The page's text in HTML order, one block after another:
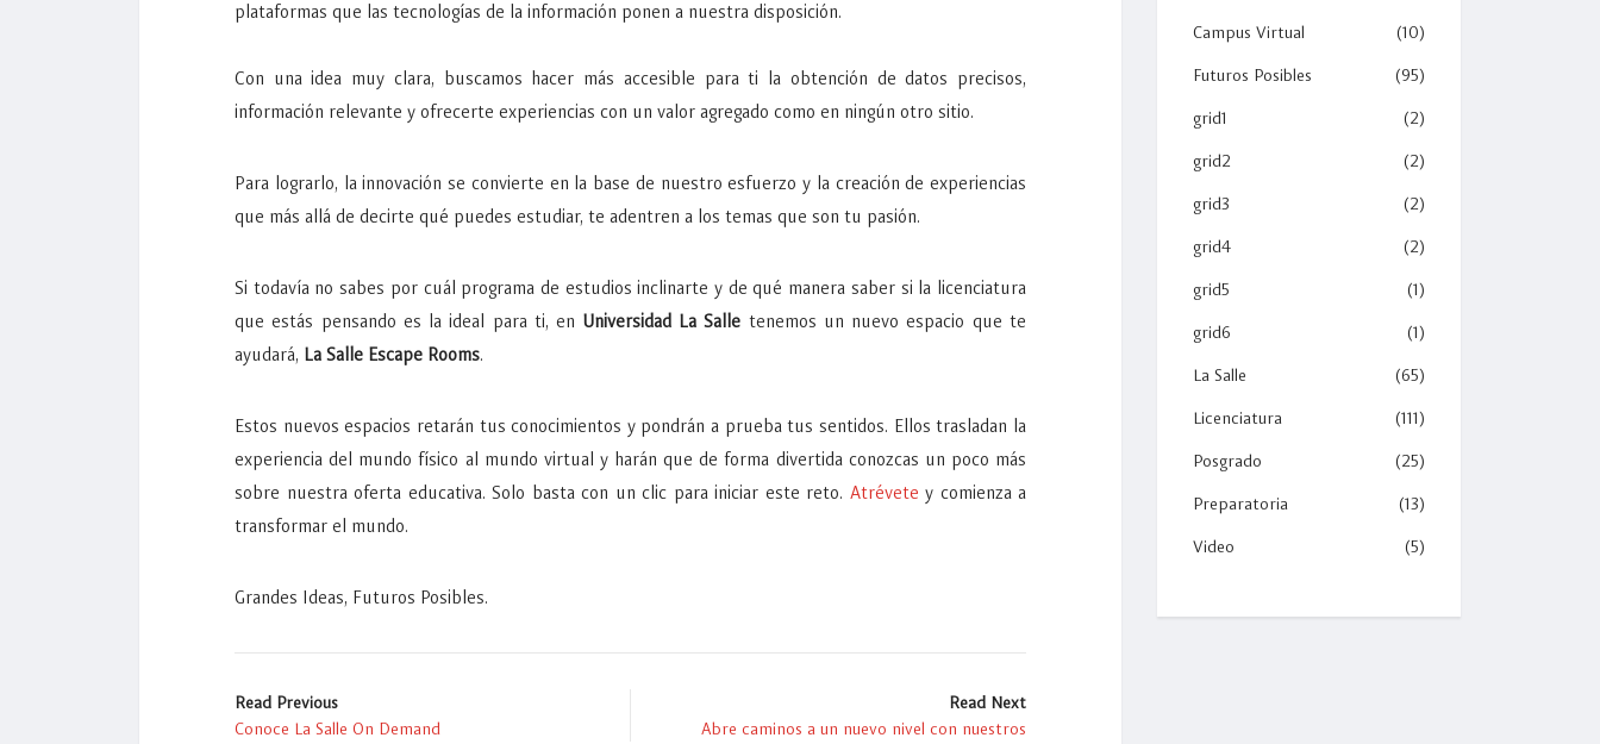
plataformas que las tecnologías de la información ponen a nuestra disposición.
Con una idea muy clara, buscamos hacer más accesible para ti la obtención de datos precisos,
información relevante y ofrecerte experiencias con un valor agregado como en ningún otro sitio.
Para lograrlo, la innovación se convierte en la base de nuestro esfuerzo y la creación de experiencias
que más allá de decirte qué puedes estudiar, te adentren a los temas que son tu pasión.
Si todavía no sabes por cuál programa de estudios inclinarte y de qué manera saber si la licenciatura
que estás pensando es la ideal para ti, en Universidad La Salle tenemos un nuevo espacio que te
ayudará, La Salle Escape Rooms.
Estos nuevos espacios retarán tus conocimientos y pondrán a prueba tus sentidos. Ellos trasladan la
experiencia del mundo físico al mundo virtual y harán que de forma divertida conozcas un poco más
sobre nuestra oferta educativa. Solo basta con un clic para iniciar este reto. Atrévete y comienza a
transformar el mundo.
Grandes Ideas, Futuros Posibles.
Read Previous
Conoce La Salle On Demand
Read Next
Abre caminos a un nuevo nivel con nuestros
Campus Virtual (10)
Futuros Posibles (95)
grid1 (2)
grid2 (2)
grid3 (2)
grid4 (2)
grid5 (1)
grid6 (1)
La Salle (65)
Licenciatura (111)
Posgrado (25)
Preparatoria (13)
Video (5)